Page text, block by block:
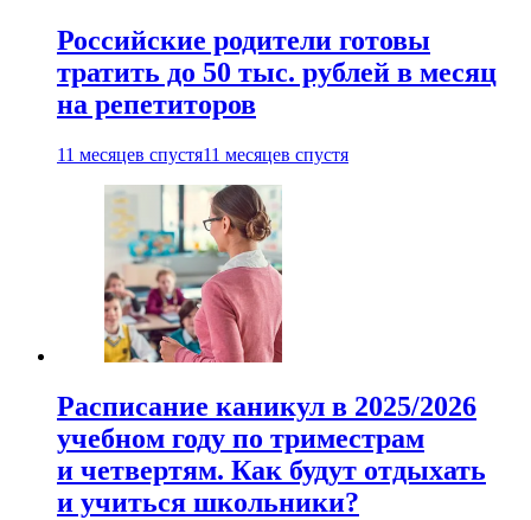
Российские родители готовы
тратить до 50 тыс. рублей в месяц
на репетиторов
11 месяцев спустя11 месяцев спустя
Расписание каникул в 2025/2026
учебном году по триместрам
и четвертям. Как будут отдыхать
и учиться школьники?